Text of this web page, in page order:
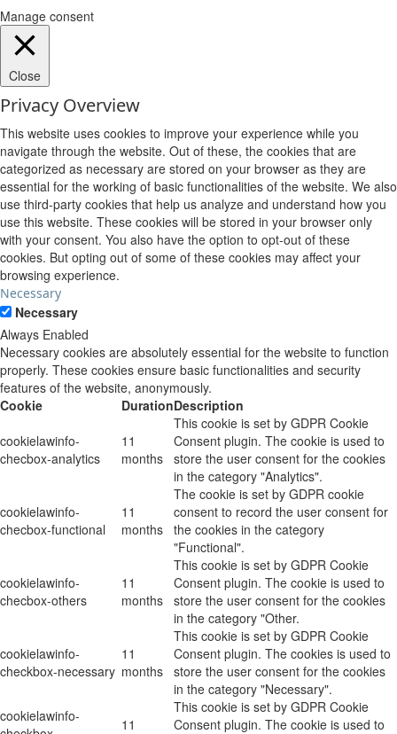
Manage consent
Close
Privacy Overview
This website uses cookies to improve your experience while you
navigate through the website. Out of these, the cookies that are
categorized as necessary are stored on your browser as they are
essential for the working of basic functionalities of the website. We also
use third-party cookies that help us analyze and understand how you
use this website. These cookies will be stored in your browser only
with your consent. You also have the option to opt-out of these
cookies. But opting out of some of these cookies may affect your
browsing experience.
Necessary
Necessary
Always Enabled
Necessary cookies are absolutely essential for the website to function
properly. These cookies ensure basic functionalities and security
features of the website, anonymously.
Cookie
DurationDescription
cookielawinfo-
checbox-analytics
11
months
This cookie is set by GDPR Cookie
Consent plugin. The cookie is used to
store the user consent for the cookies
in the category "Analytics".
cookielawinfo-
checbox-functional
11
months
The cookie is set by GDPR cookie
consent to record the user consent for
the cookies in the category
"Functional".
cookielawinfo-
checbox-others
11
months
This cookie is set by GDPR Cookie
Consent plugin. The cookie is used to
store the user consent for the cookies
in the category "Other.
cookielawinfo-
checkbox-necessary
11
months
This cookie is set by GDPR Cookie
Consent plugin. The cookies is used to
store the user consent for the cookies
in the category "Necessary".
cookielawinfo-
11
This cookie is set by GDPR Cookie
Consent plugin. The cookie is used to